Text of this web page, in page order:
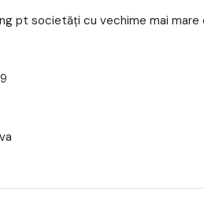
pt societăți cu vechime mai mare